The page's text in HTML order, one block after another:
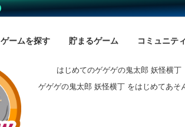
ゲームを探す 貯まるゲーム コミュニティ
はじめてのゲゲゲの鬼太郎 妖怪横丁
ゲゲゲの鬼太郎 妖怪横丁 をはじめてあそ